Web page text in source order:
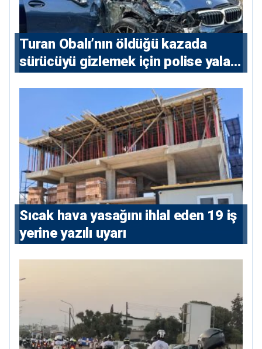
Turan Obalı’nın öldüğü kazada
sürücüyü gizlemek için polise yalan
Sıcak hava yasağını ihlal eden 19 iş
yerine yazılı uyarı